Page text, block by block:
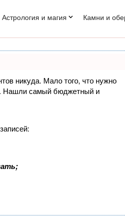
Астрология и магия Камни и
никуда. Мало того, что нужно
Нашли самый бюджетный и